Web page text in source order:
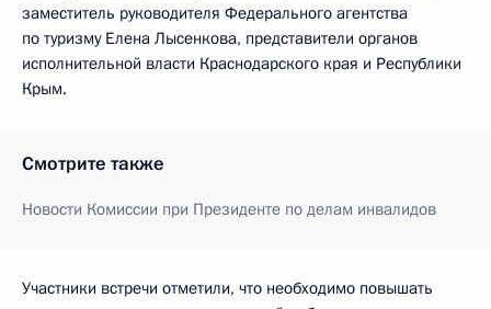
заместитель руководителя Федерального агентства
по туризму Елена Лысенкова, представители органов
исполнительной власти Краснодарского края и Республики
Крым.
Смотрите также
Новости Комиссии при Президенте по делам инвалидов
Участники встречи отметили, что необходимо повышать